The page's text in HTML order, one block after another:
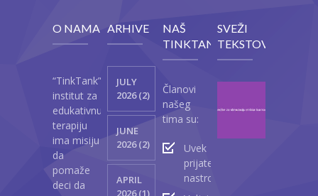
O NAMA
“TinkTank”
institut za
edukativnu
terapiju
ima misiju
da
pomaže
deci da
ARHIVE
JULY
2026 (2)
JUNE
2026 (2)
APRIL
2026 (1)
NAŠ
TINKTANK
Članovi
našeg
tima su:
Uvek
prijateljski
nastrojeni
SVEŽI
TEKSTOVI